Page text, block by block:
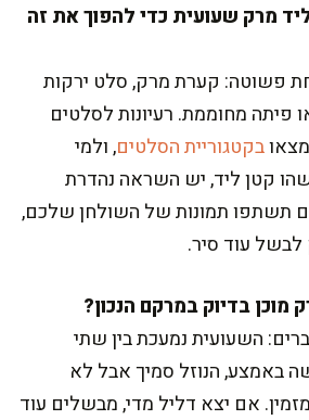
מרק שעועית כדי להפוך את זה
פשוטה: קערת מרק, סלט ירקות
פיתה מחוממת. רעיונות לסלטים
בקטגוריית הסלטים, ולמי
קטן ליד, יש השראה נהדרת
תשתפו תמונות של השולחן שלכם,
לבשל עוד סיר.
השעועית נמעכת בין שתי
באמצע, הנוזל סמיך אבל לא
אם יצא דליל מדי, מבשלים עוד